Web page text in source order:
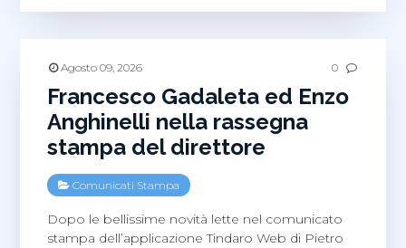
blockchain
Agosto 09, 2026 0
Francesco Gadaleta ed Enzo
Anghinelli nella rassegna
stampa del direttore
Comunicati Stampa
Dopo le bellissime novità lette nel comunicato
stampa dell’applicazione Tindaro Web di Pietro